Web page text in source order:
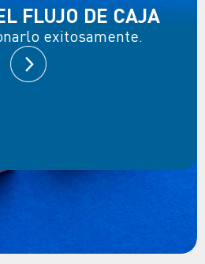
FLUJO DE CAJA
exitosamente.